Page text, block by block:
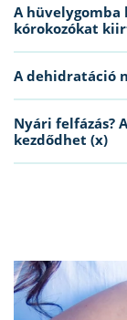
A hüvelygomba
kórokozókat
A dehidratáció
Nyári felfázás?
kezdődhet (x)